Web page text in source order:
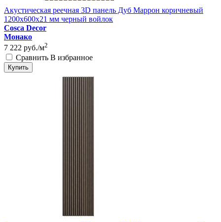
Акустическая реечная 3D панель Дуб Маррон коричневый
1200x600x21 мм черный войлок
Cosca Decor
Монако
7 222 руб./м2
Сравнить В избранное
Купить